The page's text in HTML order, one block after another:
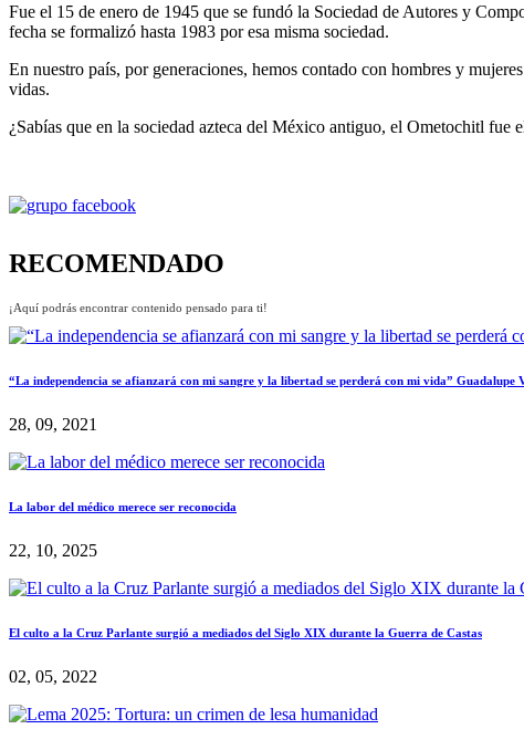
Fue el 15 de enero de 1945 que se fundó la Sociedad de Autores y
fecha se formalizó hasta 1983 por esa misma sociedad.
En nuestro país, por generaciones, hemos contado con hombres y
vidas.
¿Sabías que en la sociedad azteca del México antiguo, el Ometochitl fue
RECOMENDADO
¡Aquí podrás encontrar contenido pensado para ti!
“La independencia se afianzará con mi sangre y la libertad se perderá con mi vida” Guadalupe
28, 09, 2021
La labor del médico merece ser reconocida
22, 10, 2025
El culto a la Cruz Parlante surgió a mediados del Siglo XIX durante la Guerra de Castas
02, 05, 2022